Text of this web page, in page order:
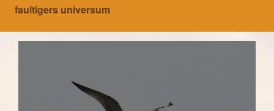
faultigers universum